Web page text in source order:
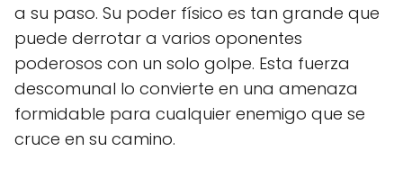
a su paso. Su poder físico es tan grande que
puede derrotar a varios oponentes
poderosos con un solo golpe. Esta fuerza
descomunal lo convierte en una amenaza
formidable para cualquier enemigo que se
cruce en su camino.